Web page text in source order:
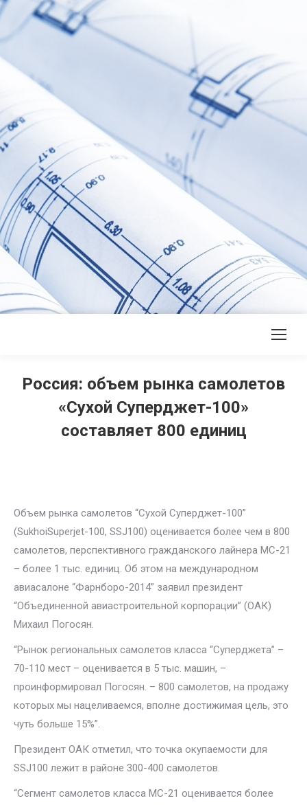
Россия: объем рынка самолетов
«Сухой Суперджет-100»
составляет 800 единиц
Объем рынка самолетов “Сухой Суперджет-100”
(SukhoiSuperjet-100, SSJ100) оценивается более чем в 800
самолетов, перспективного гражданского лайнера МС-21
– более 1 тыс. единиц. Об этом на международном
авиасалоне “Фарнборо-2014” заявил президент
“Объединенной авиастроительной корпорации” (ОАК)
Михаил Погосян.
“Рынок региональных самолетов класса “Суперджета” –
70-110 мест – оценивается в 5 тыс. машин, –
проинформировал Погосян. – 800 самолетов, на продажу
которых мы нацеливаемся, вполне достижимая цель, это
чуть больше 15%”.
Президент ОАК отметил, что точка окупаемости для
SSJ100 лежит в районе 300-400 самолетов.
“Сегмент самолетов класса МС-21 оценивается более